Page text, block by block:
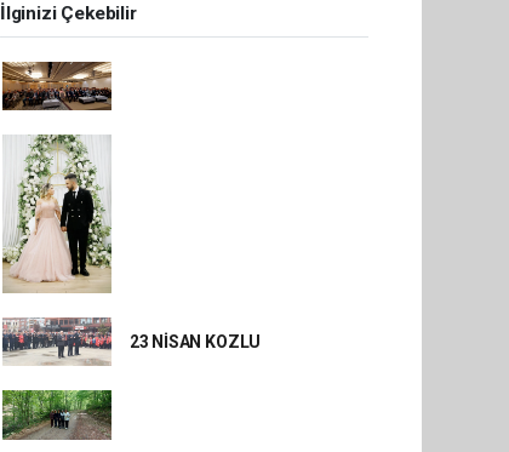
İlginizi Çekebilir
23 NİSAN KOZLU